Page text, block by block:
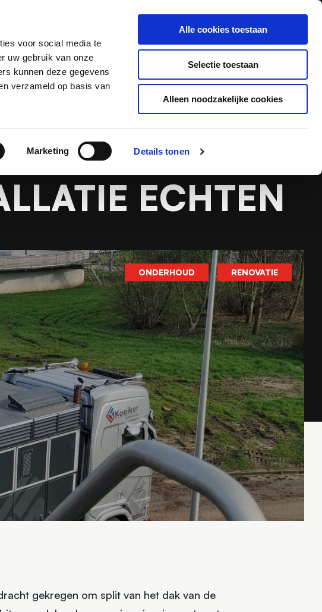
voor social media te
uw gebruik van onze
kunnen deze gegevens
verzameld op basis van
Marketing Details tonen
Alle cookies toestaan
Selectie toestaan
Alleen noodzakelijke cookies
Offerte aanvragen
ECHTEN
ONDERHOUD RENOVATIE
gekregen om split van het dak van de